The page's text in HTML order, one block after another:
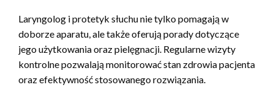
Laryngolog i protetyk słuchu nie tylko pomagają w
doborze aparatu, ale także oferują porady dotyczące
jego użytkowania oraz pielęgnacji. Regularne wizyty
kontrolne pozwalają monitorować stan zdrowia pacjenta
oraz efektywność stosowanego rozwiązania.